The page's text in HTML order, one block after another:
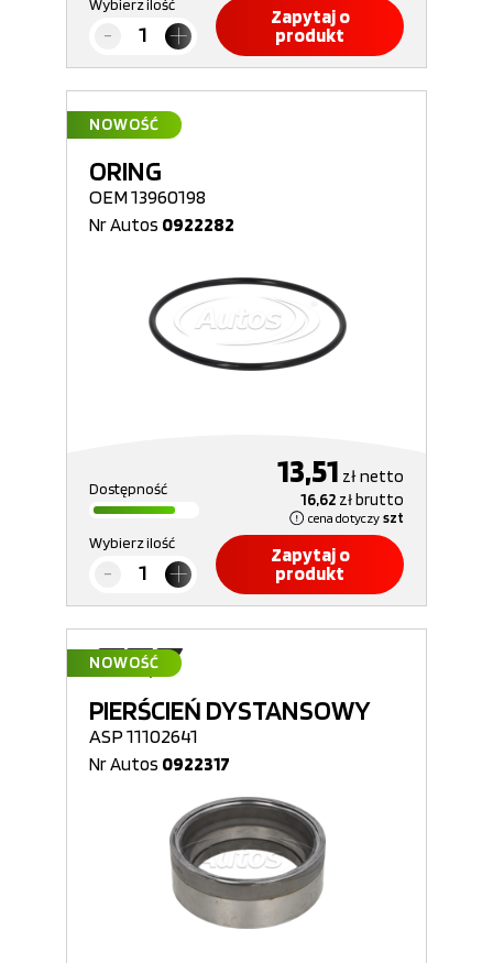
Wybierz ilość
Zapytaj o
produkt
NOWOŚĆ
ORING
OEM 13960198
Nr Autos 0922282
Dostępność 13,51 złnetto
16,62 złbrutto
cena dotyczy szt
Wybierz ilość
Zapytaj o
produkt
NOWOŚĆ
PIERŚCIEŃ DYSTANSOWY
ASP 11102641
Nr Autos 0922317